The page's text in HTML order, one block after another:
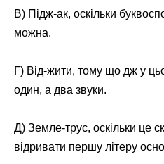
В) Підж-ак, оскільки
можна.
Г) Від-жити, тому що дж у
один, а два звуки.
Д) Земле-трус, оскільки це
відривати першу літеру